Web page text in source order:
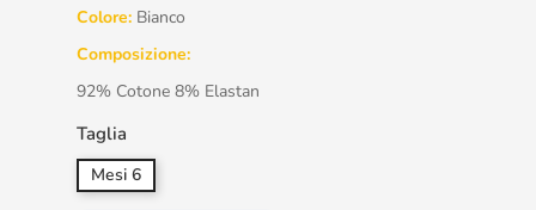
Colore: Bianco
Composizione:
92% Cotone 8% Elastan
Taglia
Mesi 6